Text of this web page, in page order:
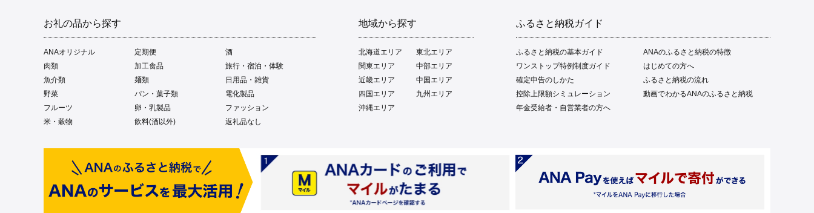
お礼の品から探す
ANAオリジナル 定期便
酒
肉類
加工食品
旅行・宿泊・体験
魚介類
麺類
日用品・雑貨
野菜
パン・菓子類
電化製品
フルーツ
卵・乳製品
ファッション
米・穀物
飲料(酒以外) 返礼品なし
地域から探す
北海道エリア
東北エリア
関東エリア
中部エリア
近畿エリア
中国エリア
四国エリア
九州エリア
沖縄エリア
ふるさと納税ガイド
ふるさと納税の基本ガイド
ANAのふるさと納税の特徴
ワンストップ特例制度ガイド
はじめての方へ
確定申告のしかた
ふるさと納税の流れ
控除上限額シミュレーション
動画でわかるANAのふるさと納税
年金受給者・自営業者の方へ